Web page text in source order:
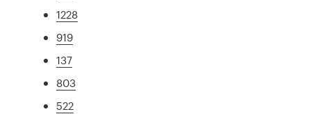
1228
919
137
803
522